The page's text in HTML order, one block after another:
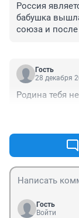
Россия
бабушка
союза и
назначать
договора
пенсионном
пенсионном
или УССР.
период СССР
зависимо от
право на
Гость
28 декабря
Родина тебя
Гость
Войти